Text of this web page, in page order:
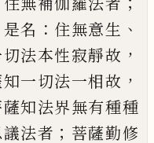
是名 ： 住無意生 、
法本性寂靜故 ，
一切法一相故 ，
薩知法界無有種種
法者 ； 菩薩勤修